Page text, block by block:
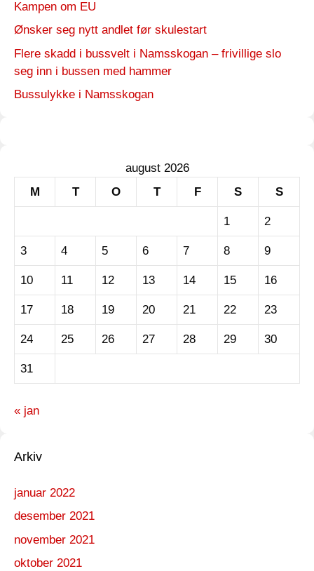
Kampen om EU
Ønsker seg nytt andlet før skulestart
Flere skadd i bussvelt i Namsskogan – frivillige slo
seg inn i bussen med hammer
Bussulykke i Namsskogan
august 2026
M
T O T F S S
1 2
3 4 5 6 7 8 9
10 11 12 13 14 15 16
17 18 19 20 21 22 23
24 25 26 27 28 29 30
31
« jan
Arkiv
januar 2022
desember 2021
november 2021
oktober 2021